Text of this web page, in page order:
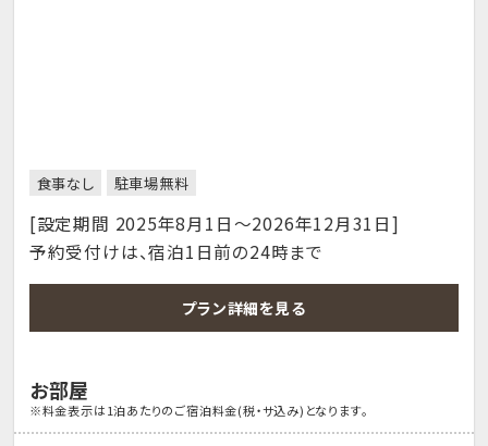
食事なし 駐車場無料
[設定期間 2025年8月1日～2026年12月31日]
予約受付けは、宿泊1日前の24時まで
プラン詳細を見る
お部屋
※料金表示は1泊あたりのご宿泊料金(税・サ込み)となります。